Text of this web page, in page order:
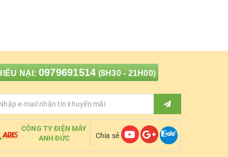
NẠI: 0979691514 (8H30 - 21H00)
CÔNG TY ĐIỆN MÁY
ANH ĐỨC
Chia sẻ